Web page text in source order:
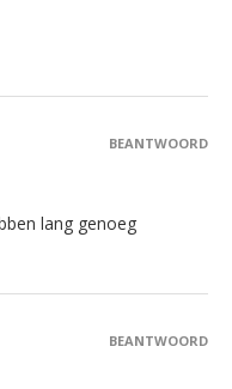
lang genoeg
BEANTWOORD
BEANTWOORD